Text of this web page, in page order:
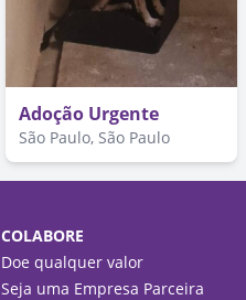
Adoção Urgente
São Paulo, São Paulo
COLABORE
Doe qualquer valor
Seja uma Empresa Parceira